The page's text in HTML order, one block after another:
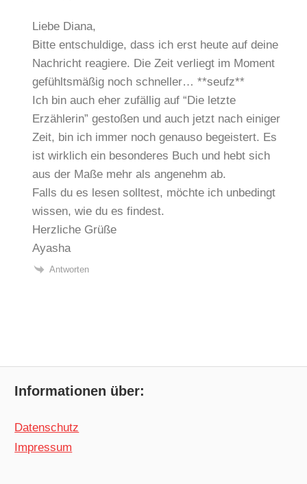
Liebe Diana,
Bitte entschuldige, dass ich erst heute auf deine
Nachricht reagiere. Die Zeit verliegt im Moment
gefühltsmäßig noch schneller… **seufz**
Ich bin auch eher zufällig auf “Die letzte
Erzählerin” gestoßen und auch jetzt nach einiger
Zeit, bin ich immer noch genauso begeistert. Es
ist wirklich ein besonderes Buch und hebt sich
aus der Maße mehr als angenehm ab.
Falls du es lesen solltest, möchte ich unbedingt
wissen, wie du es findest.
Herzliche Grüße
Ayasha
Antworten
Informationen über:
Datenschutz
Impressum